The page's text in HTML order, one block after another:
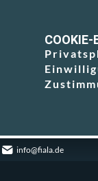
COOKIE-
info@fiala.de